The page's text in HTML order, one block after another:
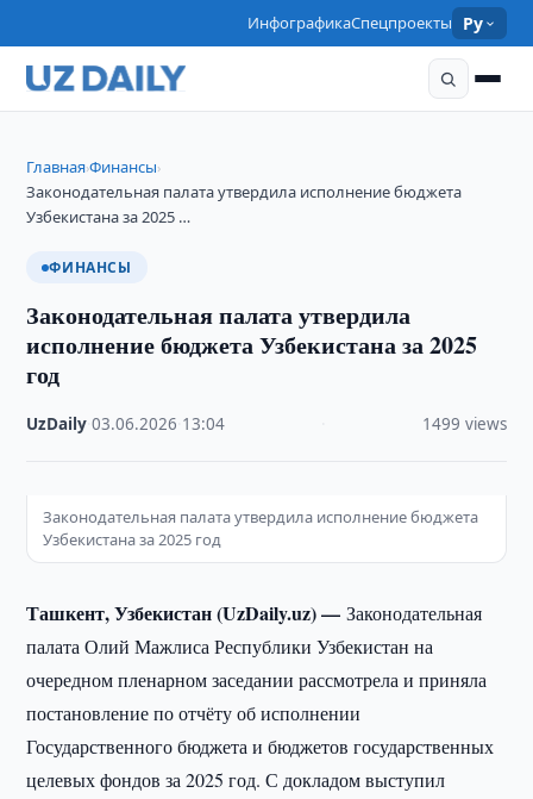
ИнфографикаСпецпроекты Ру
Главная›Финансы›
Законодательная палата утвердила исполнение бюджета
Узбекистана за 2025 …
ФИНАНСЫ
Законодательная палата утвердила
исполнение бюджета Узбекистана за 2025
год
UzDaily ·03.06.2026 13:04 1499 views
Законодательная палата утвердила исполнение бюджета
Узбекистана за 2025 год
Ташкент, Узбекистан (UzDaily.uz) —Законодательная
палата Олий Мажлиса Республики Узбекистан на
очередном пленарном заседании рассмотрела и приняла
постановление по отчёту об исполнении
Государственного бюджета и бюджетов государственных
целевых фондов за 2025 год. С докладом выступил